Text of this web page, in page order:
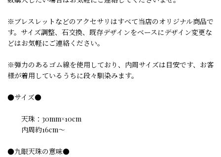
※ブレスレットなどのアクセサリはすべて当店のオリジナル商品で
す。サイズ調整、石交換、既存デザインをベースにデザイン変更な
どはお気軽にご連絡ください。
※弾力のあるゴム線を使用しており、内周サイズは目安です、お客
様が着用しているうちに段々馴染みます。
●サイズ●
天珠：30mm×10cm
内周約16cm〜
●九眼天珠の意味●